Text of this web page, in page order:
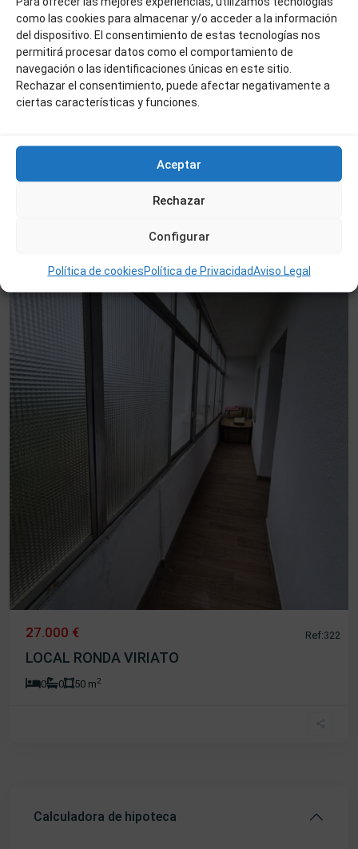
como las cookies para almacenar y/o acceder a la información
del dispositivo. El consentimiento de estas tecnologías nos
permitirá procesar datos como el comportamiento de
navegación o las identificaciones únicas en este sitio.
Rechazar el consentimiento, puede afectar negativamente a
ciertas características y funciones.
Aceptar
Rechazar
Configurar
Política de cookiesPolítica de PrivacidadAviso LegalVenta
27.000 €
LOCAL RONDA VIRIATO
0 0 50 m2
Ref:322
Calculadora de hipoteca